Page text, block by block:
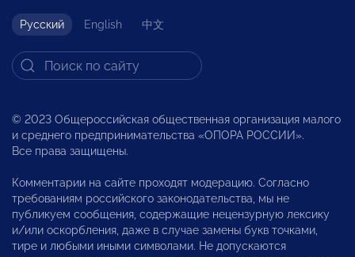
Русский English 中文
© 2023 Общероссийская общественная организация малого
и среднего предпринимательства «ОПОРА РОССИИ».
Все права защищены.
Комментарии на сайте проходят модерацию. Согласно
требованиям российского законодательства, мы не
публикуем сообщения, содержащие нецензурную лексику
и/или оскорбления, даже в случае замены букв точками,
тире и любыми иными символами. Не допускаются